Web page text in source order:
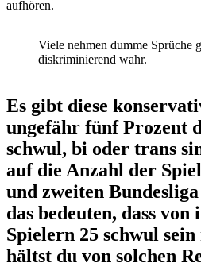
aufhören.
Viele nehmen dumme Sprüche
diskriminierend wahr.
Es gibt diese
ungefähr fünf Prozent
schwul, bi oder trans
auf die Anzahl der
und zweiten
das bedeuten, dass von
Spielern 25 schwul sein
hältst du von solchen